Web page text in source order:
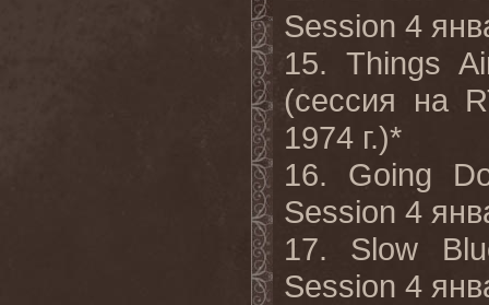
Session 4
15. Things
(сессия на
1974 г.)*
16. Going
Session 4
17. Slow
Session 4